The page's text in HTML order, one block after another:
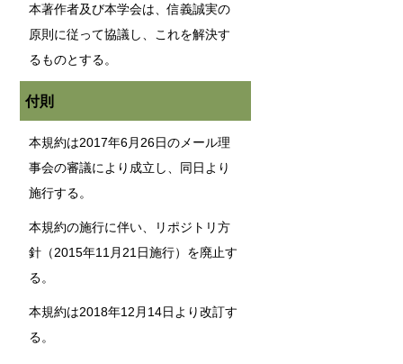
本著作者及び本学会は、信義誠実の
原則に従って協議し、これを解決す
るものとする。
付則
本規約は2017年6月26日のメール理
事会の審議により成立し、同日より
施行する。
本規約の施行に伴い、リポジトリ方
針（2015年11月21日施行）を廃止す
る。
本規約は2018年12月14日より改訂す
る。